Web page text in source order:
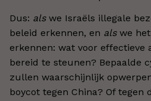
Dus: alswe Israëls illegale
beleid erkennen, en alswe
erkennen: wat voor effectieve
bereid te steunen? Bepaalde
zullen waarschijnlijk
boycot tegen China? Of tegen